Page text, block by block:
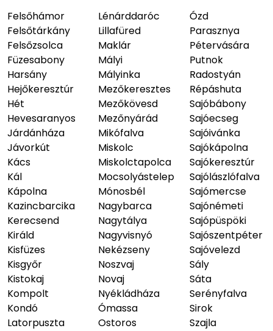
Felsőhámor
Felsőtárkány
Felsőzsolca
Füzesabony
Harsány
Hejőkeresztúr
Hét
Hevesaranyos
Járdánháza
Jávorkút
Kács
Kál
Kápolna
Kazincbarcika
Kerecsend
Királd
Kisfüzes
Kisgyőr
Kistokaj
Kompolt
Kondó
Latorpuszta
Lénárddaróc
Lillafüred
Maklár
Mályi
Mályinka
Mezőkeresztes
Mezőkövesd
Mezőnyárád
Mikófalva
Miskolc
Miskolctapolca
Mocsolyástelep
Mónosbél
Nagybarca
Nagytálya
Nagyvisnyó
Nekézseny
Noszvaj
Novaj
Nyékládháza
Ómassa
Ostoros
Ózd
Parasznya
Pétervására
Putnok
Radostyán
Répáshuta
Sajóbábony
Sajóecseg
Sajóivánka
Sajókápolna
Sajókeresztúr
Sajólászlófalva
Sajómercse
Sajónémeti
Sajópüspöki
Sajószentpéter
Sajóvelezd
Sály
Sáta
Serényfalva
Sirok
Szajla